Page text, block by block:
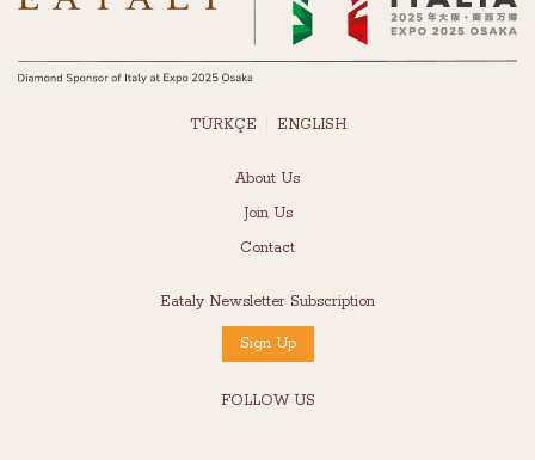
TÜRKÇE ENGLISH
About Us
Join Us
Contact
Eataly Newsletter Subscription
Sign Up
FOLLOW US